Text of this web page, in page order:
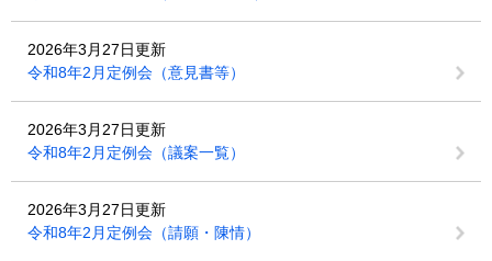
2026年3月27日更新
令和8年2月定例会（意見書等）
2026年3月27日更新
令和8年2月定例会（議案一覧）
2026年3月27日更新
令和8年2月定例会（請願・陳情）